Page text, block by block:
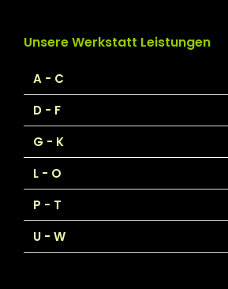
Unsere Werkstatt Leistungen
A - C
D - F
G - K
L - O
P - T
U - W